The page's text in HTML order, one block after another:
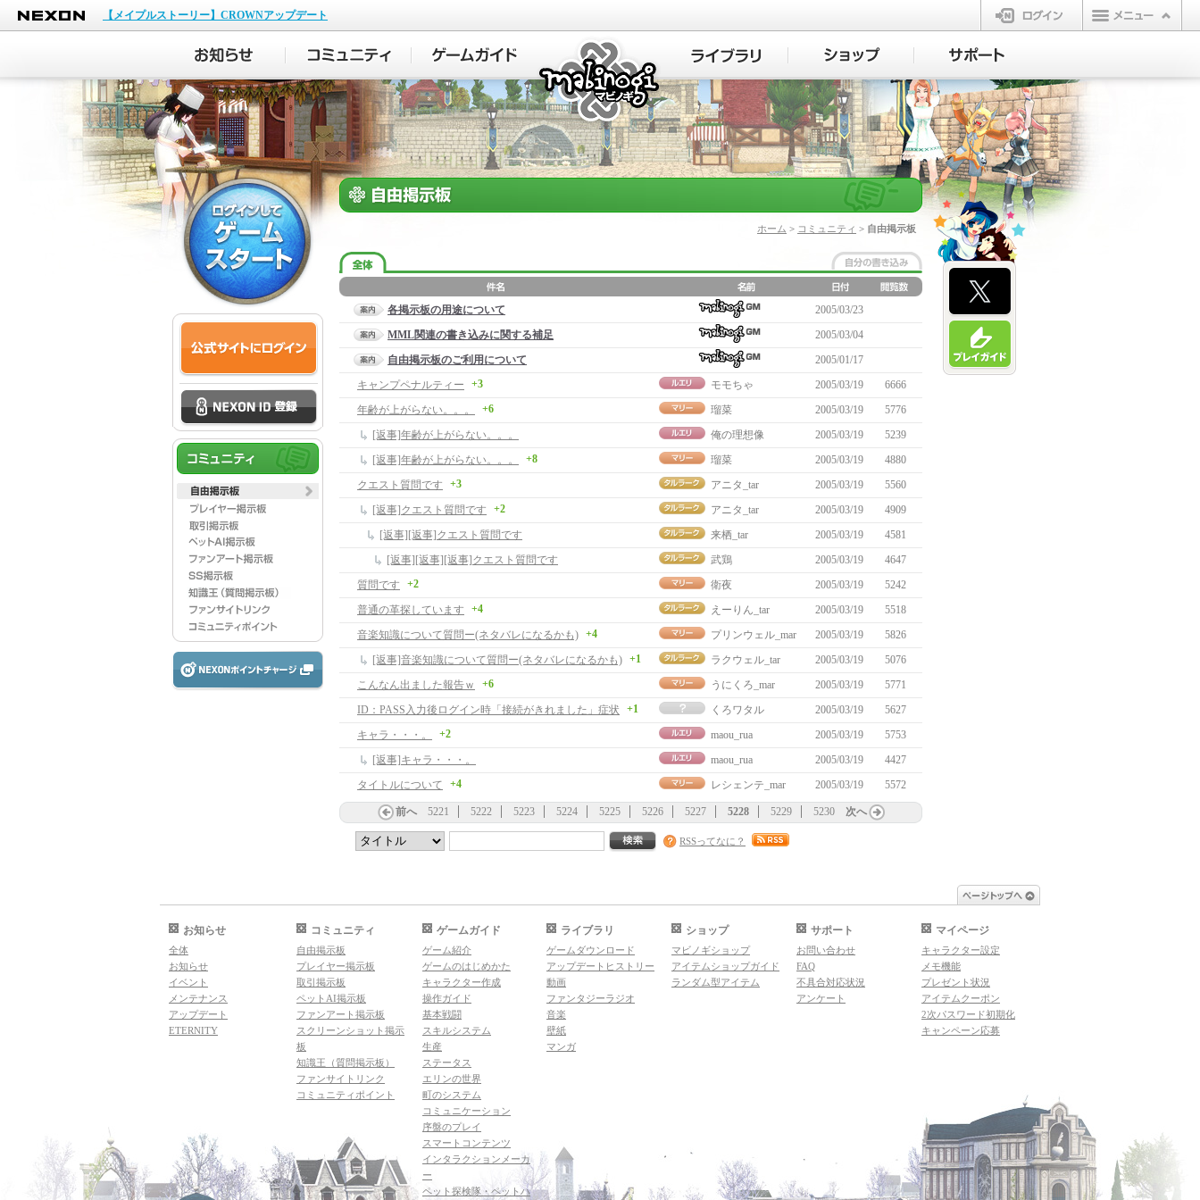
NEXON
【メイプルストーリー】CROWNアップデート
ログイン
マビノギ
ホーム > コミュニティ > 自由掲示板
各掲示板の用途について
2005/03/23
MML関連の書き込みに関する補足
2005/03/04
自由掲示板のご利用について
2005/01/17
キャンプペナルティー
+3 モモちゃ 2005/03/19
6666
年齢が上がらない。。。
+6 瑠菜 2005/03/19
5776
[返事]年齢が上がらない。。。
俺の理想像 2005/03/19
5239
[返事]年齢が上がらない。。。
+8 瑠菜 2005/03/19
4880
クエスト質問です
+3 アニタ_tar 2005/03/19
5560
[返事]クエスト質問です
+2 アニタ_tar 2005/03/19
4909
[返事][返事]クエスト質問です
来栖_tar 2005/03/19
4581
[返事][返事][返事]クエスト質問です
武鶏 2005/03/19
4647
質問です
+2 衛夜 2005/03/19
5242
普通の革探しています
+4 えーりん_tar 2005/03/19
5518
音楽知識について質問ー(ネタバレになるかも) +4 プリンウェル_mar 2005/03/19
5826
[返事]音楽知識について質問ー(ネタバレになるかも) +1 ラクウェル_tar 2005/03/19
5076
こんなん出ました報告ｗ
+6 うにくろ_mar 2005/03/19
5771
ID：PASS入力後ログイン時「接続がきれました」症状
+1 くろワタル 2005/03/19
5627
キャラ・・・。
+2 maou_rua 2005/03/19
5753
[返事]キャラ・・・。
maou_rua 2005/03/19
4427
タイトルについて
+4 レシェンテ_mar 2005/03/19 5572
前へ 5221 5222 5223 5224 5225 5226 5227 5228 5229 5230 次へ
RSSってなに？
お知らせ
全体
お知らせ
イベント
メンテナンス
アップデート
ETERNITY
コミュニティ
自由掲示板
プレイヤー掲示板
取引掲示板
ペットAI掲示板
ファンアート掲示板
スクリーンショット掲示
板
知識王（質問掲示板）
ファンサイトリンク
コミュニティポイント
ゲームガイド
ゲーム紹介
ゲームのはじめかた
キャラクター作成
操作ガイド
基本戦闘
スキルシステム
生産
ステータス
エリンの世界
町のシステム
コミュニケーション
序盤のプレイ
スマートコンテンツ
インタラクションメーカ
ー
ペット探検隊・ペットハ
ライブラリ
ゲームダウンロード
アップデートヒストリー
動画
ファンタジーラジオ
音楽
壁紙
マンガ
ショップ
マビノギショップ
アイテムショップガイド
ランダム型アイテム
サポート
お問い合わせ
FAQ
不具合対応状況
アンケート
マイページ
キャラクター設定
メモ機能
プレゼント状況
アイテムクーポン
2次パスワード初期化
キャンペーン応募